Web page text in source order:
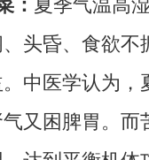
： 夏季气温高
头昏、食欲不
中医学认为，
又困脾胃。而